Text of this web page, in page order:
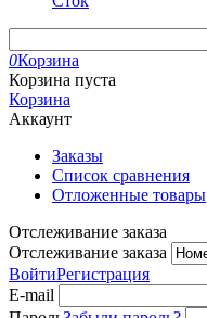
0Корзина
Корзина пуста
Корзина
Аккаунт
Заказы
Список сравнения
Отложенные товары
Отслеживание заказа
Отслеживание заказа
ВойтиРегистрация
E-mail